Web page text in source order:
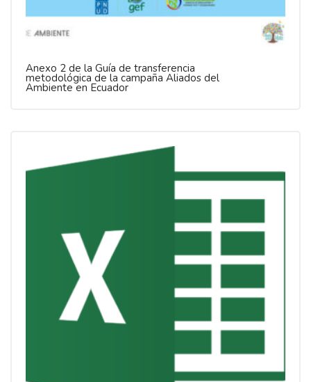
Anexo 2 de la Guía de transferencia
metodológica de la campaña Aliados del
Ambiente en Ecuador